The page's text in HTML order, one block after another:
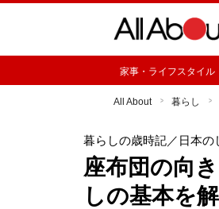
家事・ライフスタイル
All About 暮らし
暮らしの歳時記／日本
座布団の向
しの基本を